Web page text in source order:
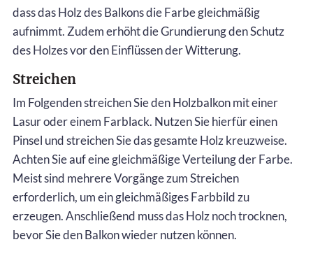
dass das Holz des Balkons die Farbe gleichmäßig
aufnimmt. Zudem erhöht die Grundierung den Schutz
des Holzes vor den Einflüssen der Witterung.
Streichen
Im Folgenden streichen Sie den Holzbalkon mit einer
Lasur oder einem Farblack. Nutzen Sie hierfür einen
Pinsel und streichen Sie das gesamte Holz kreuzweise.
Achten Sie auf eine gleichmäßige Verteilung der Farbe.
Meist sind mehrere Vorgänge zum Streichen
erforderlich, um ein gleichmäßiges Farbbild zu
erzeugen. Anschließend muss das Holz noch trocknen,
bevor Sie den Balkon wieder nutzen können.